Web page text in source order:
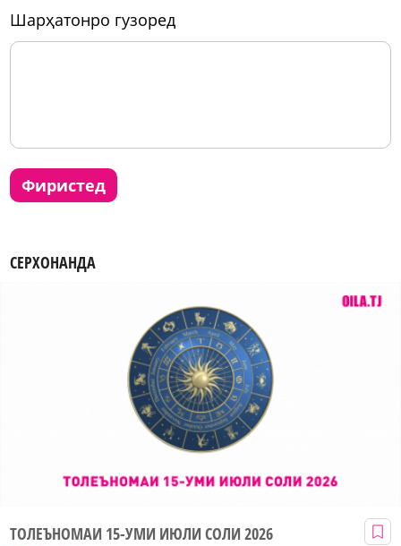
шарҳатонро гузоред
фиристед
СЕРХОНАНДА
ТОЛЕЪНОМАИ 15-УМИ ИЮЛИ СОЛИ 2026